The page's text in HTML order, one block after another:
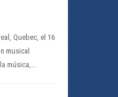
Quebec, el 16
musical
música,…